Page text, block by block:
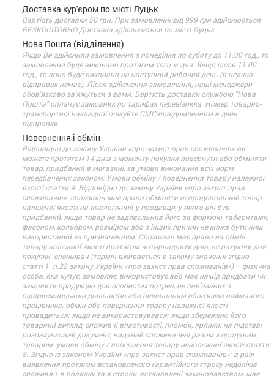
Доставка кур'єром по місті Луцьк
Вартість доставки 50 грн. При замовленні від 999 грн здійснюється
БЕЗКОШТОВНО Доставка здійснюється по місті Луцьк
Нова Пошта (відділення)
Якщо Ви здійснили замовлення з понеділка по суботу до 11.00 год., то
замовлення буде виконано протягом того ж дня. Якщо після 11.00
год., то воно буде виконано на наступний робочий день (в неділю
відправок немає). Після здійснення замовлення, наші менеджери
обов'язково зв'яжуться з вами. Вартість доставки службою "Нова
Пошта" оплачує замовник по тарифах перевізника. Номер товарно-
транспортної накладної очікуйте СМС-повідомленням в день
відправки.
Повернення і обмін
Відповідно до закону України «про захист прав споживачів» ви
можете протягом 14 днів з моменту покупки повернути або обміняти
товар, придбаний в магазині, за умови виконання всіх норм
передбачених законом. Умови обміну / повернення товару належної
якості стаття 9. Відповідно до закону України «про захист прав
споживачів»: споживач має право обміняти непродовольчий товар
належної якості на аналогічний у продавця, у якого він був
придбаний, якщо товар не задовольнив його за формою, габаритами,
фасоном, кольором, розміром або з інших причин не може бути ним
використаний за призначенням. Споживач має право на обмін
товару належної якості протягом чотирнадцяти днів, не рахуючи дня
покупки. споживач (термін вживається в такому значенні згідно
статті 1. п.22 закону України «про захист прав споживачів») – фізична
особа, яка купує, замовляє, використовує або має намір придбати чи
замовити продукцію для особистих потреб, не пов’язаних з
підприємницькою діяльністю або виконанням обов’язків найманого
працівника. обмін або повернення товару належної якості
провадиться: якщо не використовувався; якщо збережено його
товарний вигляд, споживчі властивості, пломби, ярлики; на підставі
розрахунковий документ, виданий споживачеві разом з проданим
товаром. умови обміну / повернення товару неналежної якості стаття
8. Згідно із законом України «про захист прав споживачів»: в разі
виявлення протягом встановленого гарантійного строку недоліків
споживач, в порядку та в строки, встановлені законодавством, має